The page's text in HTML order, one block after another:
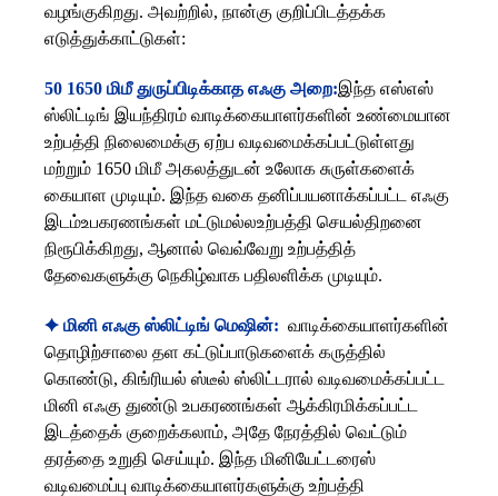
வழங்குகிறது. அவற்றில், நான்கு குறிப்பிடத்தக்க
எடுத்துக்காட்டுகள்:
50 1650 மிமீ துருப்பிடிக்காத எஃகு அறை:இந்த எஸ்எஸ்
ஸ்லிட்டிங் இயந்திரம் வாடிக்கையாளர்களின் உண்மையான
உற்பத்தி நிலைமைக்கு ஏற்ப வடிவமைக்கப்பட்டுள்ளது
மற்றும் 1650 மிமீ அகலத்துடன் உலோக சுருள்களைக்
கையாள முடியும். இந்த வகை தனிப்பயனாக்கப்பட்ட எஃகு
இடம்உபகரணங்கள் மட்டுமல்லஉற்பத்தி செயல்திறனை
நிரூபிக்கிறது, ஆனால் வெவ்வேறு உற்பத்தித்
தேவைகளுக்கு நெகிழ்வாக பதிலளிக்க முடியும்.
✦ மினி எஃகு ஸ்லிட்டிங் மெஷின்: வாடிக்கையாளர்களின்
தொழிற்சாலை தள கட்டுப்பாடுகளைக் கருத்தில்
கொண்டு, கிங்ரியல் ஸ்டீல் ஸ்லிட்டரால் வடிவமைக்கப்பட்ட
மினி எஃகு துண்டு உபகரணங்கள் ஆக்கிரமிக்கப்பட்ட
இடத்தைக் குறைக்கலாம், அதே நேரத்தில் வெட்டும்
தரத்தை உறுதி செய்யும். இந்த மினியேட்டரைஸ்
வடிவமைப்பு வாடிக்கையாளர்களுக்கு உற்பத்தி